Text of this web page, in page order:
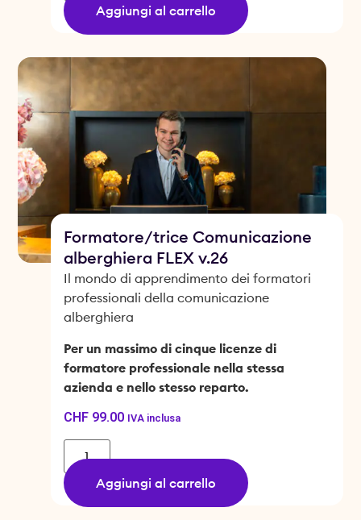
Aggiungi al carrello
Formatore/trice Comunicazione
alberghiera FLEX v.26
Il mondo di apprendimento dei formatori
professionali della comunicazione
alberghiera
Per un massimo di cinque licenze di
formatore professionale nella stessa
azienda e nello stesso reparto.
CHF99.00 IVA inclusa
Aggiungi al carrello